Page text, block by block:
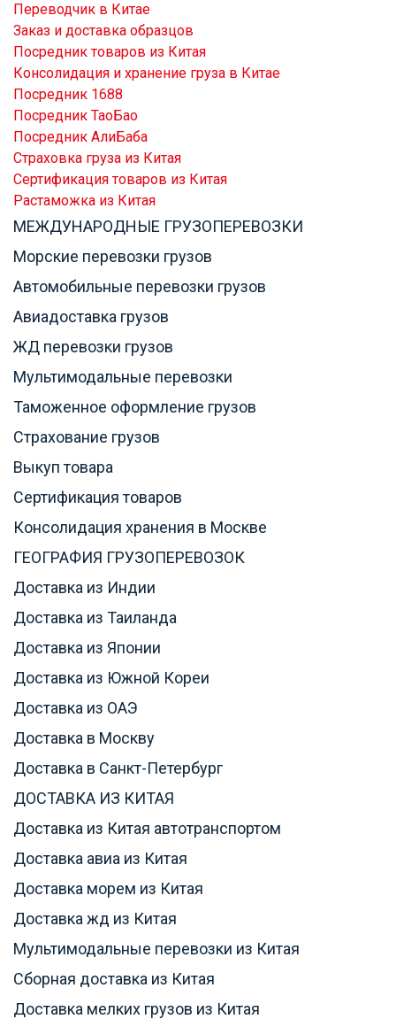
Переводчик в Китае
Заказ и доставка образцов
Посредник товаров из Китая
Консолидация и хранение груза в Китае
Посредник 1688
Посредник ТаоБао
Посредник АлиБаба
Страховка груза из Китая
Сертификация товаров из Китая
Растаможка из Китая
МЕЖДУНАРОДНЫЕ ГРУЗОПЕРЕВОЗКИ
Морские перевозки грузов
Автомобильные перевозки грузов
Авиадоставка грузов
ЖД перевозки грузов
Мультимодальные перевозки
Таможенное оформление грузов
Страхование грузов
Выкуп товара
Сертификация товаров
Консолидация хранения в Москве
ГЕОГРАФИЯ ГРУЗОПЕРЕВОЗОК
Доставка из Индии
Доставка из Таиланда
Доставка из Японии
Доставка из Южной Кореи
Доставка из ОАЭ
Доставка в Москву
Доставка в Санкт-Петербург
ДОСТАВКА ИЗ КИТАЯ
Доставка из Китая автотранспортом
Доставка авиа из Китая
Доставка морем из Китая
Доставка жд из Китая
Мультимодальные перевозки из Китая
Сборная доставка из Китая
Доставка мелких грузов из Китая